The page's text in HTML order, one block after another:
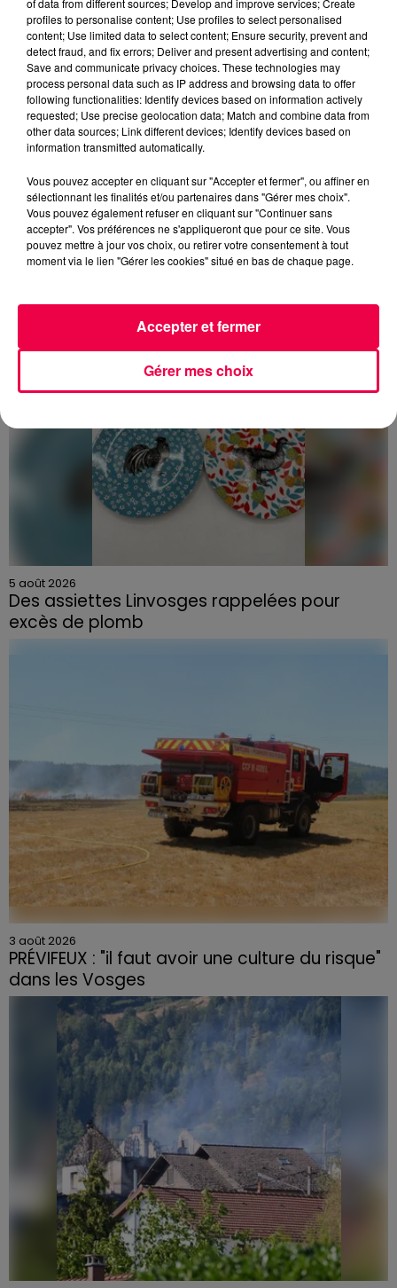
L'information judiciaire se poursuit. Si un suspect est
désormais dans le viseur de la justice, ses éventuels
coauteurs et complices restent à identifier. Les
enquêteurs lancent un appel à témoins et invitent
toute personne disposant d'informations utiles à les
contacter à l'adresse suivante :dnpj-
temoinsfourgon2007@interieur.gouv.fr
19 ans après les faits, la justice avance. Lentement,
mais sûrement.
DERNIÈRES INFOS
5 août 2026
Des assiettes Linvosges rappelées pour
excès de plomb
Du plomb a été détecté dans deux assiettes en
3 août 2026
PRÉVIFEUX : "il faut avoir une culture du risque"
dans les Vosges
of data from different sources; Develop and improve services; Create
profiles to personalise content; Use profiles to select personalised
content; Use limited data to select content; Ensure security, prevent and
detect fraud, and fix errors; Deliver and present advertising and content;
Save and communicate privacy choices. These technologies may
process personal data such as IP address and browsing data to offer
following functionalities: Identify devices based on information actively
requested; Use precise geolocation data; Match and combine data from
other data sources; Link different devices; Identify devices based on
information transmitted automatically.
Vous pouvez accepter en cliquant sur "Accepter et fermer", ou affiner en
sélectionnant les finalités et/ou partenaires dans "Gérer mes choix".
Vous pouvez également refuser en cliquant sur "Continuer sans
accepter". Vos préférences ne s'appliqueront que pour ce site. Vous
pouvez mettre à jour vos choix, ou retirer votre consentement à tout
moment via le lien "Gérer les cookies" situé en bas de chaque page.
Gérer mes choix
Accepter et fermer